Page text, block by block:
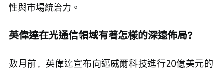
性與市場統治力。
英偉達在光通信領域有著怎樣的深遠佈局？
數月前，英偉達宣布向邁威爾科技進行20億美元的